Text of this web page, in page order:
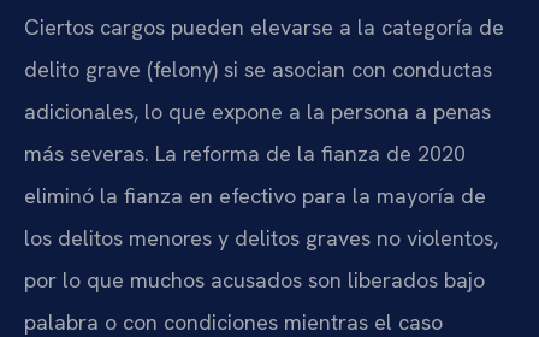
Ciertos cargos pueden elevarse a la categoría de
delito grave (felony) si se asocian con conductas
adicionales, lo que expone a la persona a penas
más severas. La reforma de la fianza de 2020
eliminó la fianza en efectivo para la mayoría de
los delitos menores y delitos graves no violentos,
por lo que muchos acusados son liberados bajo
palabra o con condiciones mientras el caso